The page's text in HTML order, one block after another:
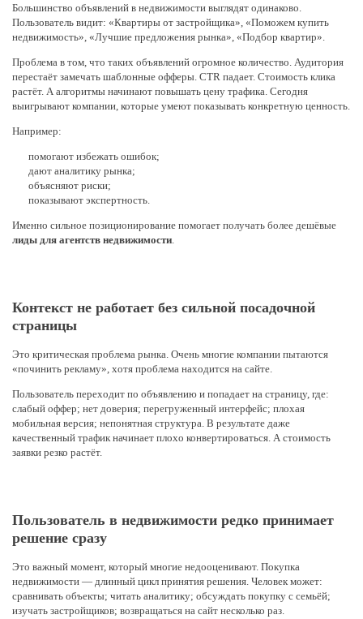
Большинство объявлений в недвижимости выглядят одинаково.
Пользователь видит: «Квартиры от застройщика», «Поможем купить
недвижимость», «Лучшие предложения рынка», «Подбор квартир».
Проблема в том, что таких объявлений огромное количество. Аудитория
перестаёт замечать шаблонные офферы. CTR падает. Стоимость клика
растёт. А алгоритмы начинают повышать цену трафика. Сегодня
выигрывают компании, которые умеют показывать конкретную ценность.
Например:
помогают избежать ошибок;
дают аналитику рынка;
объясняют риски;
показывают экспертность.
Именно сильное позиционирование помогает получать более дешёвые
лиды для агентств недвижимости
Контекст не работает без сильной посадочной
страницы
Это критическая проблема рынка. Очень многие компании пытаются
«починить рекламу», хотя проблема находится на сайте.
Пользователь переходит по объявлению и попадает на страницу, где:
слабый оффер; нет доверия; перегруженный интерфейс; плохая
мобильная версия; непонятная структура. В результате даже
качественный трафик начинает плохо конвертироваться. А стоимость
заявки резко растёт.
Пользователь в недвижимости редко принимает
решение сразу
Это важный момент, который многие недооценивают. Покупка
недвижимости — длинный цикл принятия решения. Человек может:
сравнивать объекты; читать аналитику; обсуждать покупку с семьёй;
изучать застройщиков; возвращаться на сайт несколько раз.